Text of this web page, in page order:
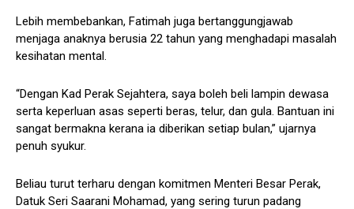
Lebih membebankan, Fatimah juga bertanggungjawab
menjaga anaknya berusia 22 tahun yang menghadapi masalah
kesihatan mental.
“Dengan Kad Perak Sejahtera, saya boleh beli lampin dewasa
serta keperluan asas seperti beras, telur, dan gula. Bantuan ini
sangat bermakna kerana ia diberikan setiap bulan,” ujarnya
penuh syukur.
Beliau turut terharu dengan komitmen Menteri Besar Perak,
Datuk Seri Saarani Mohamad, yang sering turun padang